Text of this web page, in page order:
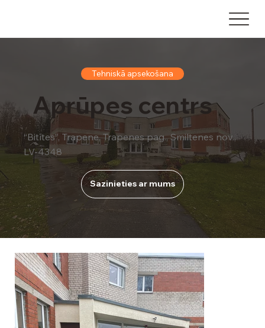
Tehniskā apsekošana
Aprūpes centrs
“Bitītes”, Trapene, Trapenes pag., Smiltenes nov.,
LV-4348
Sazinieties ar mums